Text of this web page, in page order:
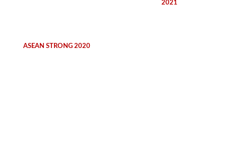
2021
ASEAN STRONG 2020